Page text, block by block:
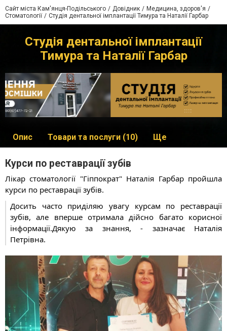
Сайт міста Кам'янця-Подільського Довідник
Медицина, здоров'я
Стоматології
Студія дентальної імплантації Тимура та Наталії Гарбар
Студія дентальної імплантації
Тимура та Наталії Гарбар
Опис Товари та послуги (10) Ще
Курси по реставрації зубів
Лікар стоматології "Гіппократ" Наталія Гарбар пройшла
курси по реставрації зубів.
Досить часто приділяю увагу курсам по реставрації
зубів, але вперше отримала дійсно багато корисної
інформації.Дякую за знання, - зазначає Наталія
Петрівна.